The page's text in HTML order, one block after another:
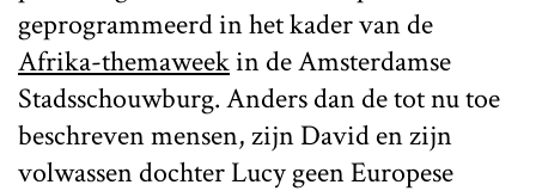
geprogrammeerd in het kader van de
Afrika-themaweekin de Amsterdamse
Stadsschouwburg. Anders dan de tot nu toe
beschreven mensen, zijn David en zijn
volwassen dochter Lucy geen Europese